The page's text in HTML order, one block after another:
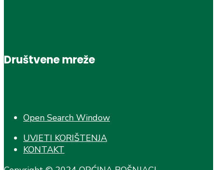
Društvene mreže
Open Search Window
UVJETI KORIŠTENJA
KONTAKT